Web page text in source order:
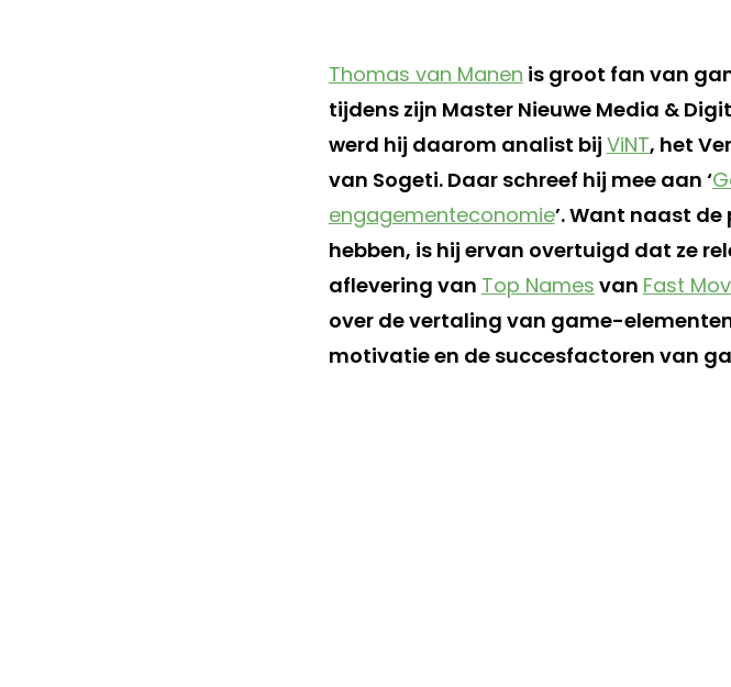
Thomas van Manen is groot fan van
tijdens zijn Master Nieuwe Media &
werd hij daarom analist bij ViNT, het
van Sogeti. Daar schreef hij mee aan ‘
engagementeconomie’. Want naast
hebben, is hij ervan overtuigd dat ze
aflevering van Top Names van Fast
over de vertaling van game-
motivatie en de succesfactoren van